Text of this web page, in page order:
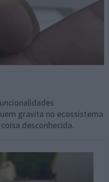
gravita no ecossistema
desconhecida.